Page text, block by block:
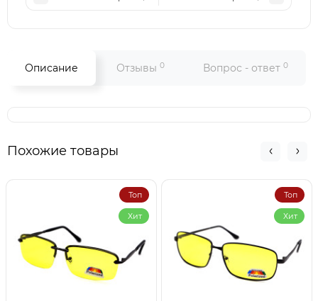
Описание Отзывы 0 Вопрос - ответ 0
Похожие товары
Топ
Хит
Топ
Хит